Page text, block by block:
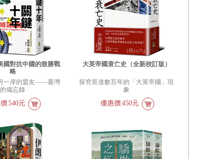
國對抗中國的致勝戰
略
一岸的盟友――臺灣
的備忘錄
540元
大英帝國衰亡史（全新校訂版）
探究長達數百年的「大英帝國」現
象
優惠價450元